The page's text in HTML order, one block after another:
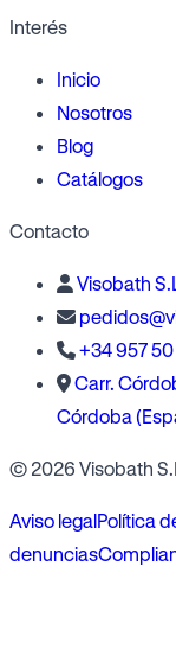
Interés
Inicio
Nosotros
Blog
Catálogos
Contacto
Visobath
+34 957 50
Carr.
Córdoba
© 2026 Visobath
Aviso legalPolítica
denuncias